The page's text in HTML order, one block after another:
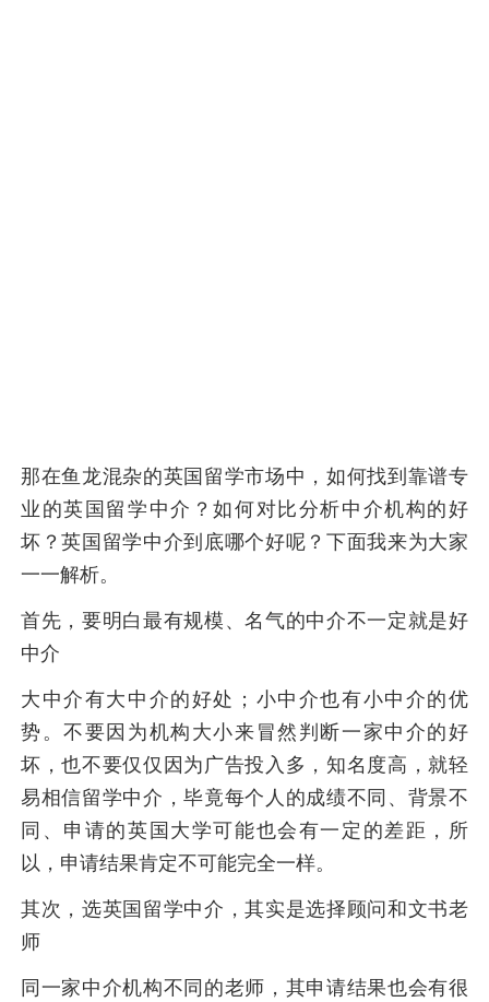
那在鱼龙混杂的英国留学市场中，如何找到靠谱专
业的英国留学中介？如何对比分析中介机构的好
坏？英国留学中介到底哪个好呢？下面我来为大家
一一解析。
首先，要明白最有规模、名气的中介不一定就是好
中介
大中介有大中介的好处；小中介也有小中介的优
势。不要因为机构大小来冒然判断一家中介的好
坏，也不要仅仅因为广告投入多，知名度高，就轻
易相信留学中介，毕竟每个人的成绩不同、背景不
同、申请的英国大学可能也会有一定的差距，所
以，申请结果肯定不可能完全一样。
其次，选英国留学中介，其实是选择顾问和文书老
师
同一家中介机构不同的老师，其申请结果也会有很